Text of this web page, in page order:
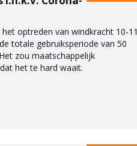
optreden van windkracht 10-11
totale gebruiksperiode van 50
zou maatschappelijk
het te hard waait.